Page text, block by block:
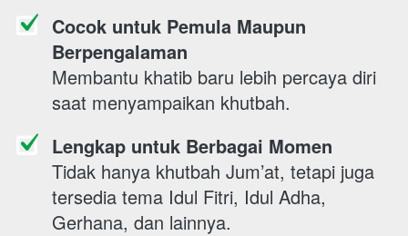
Cocok untuk Pemula Maupun
Berpengalaman
Membantu khatib baru lebih percaya diri
saat menyampaikan khutbah.
Lengkap untuk Berbagai Momen
Tidak hanya khutbah Jum’at, tetapi juga
tersedia tema Idul Fitri, Idul Adha,
Gerhana, dan lainnya.